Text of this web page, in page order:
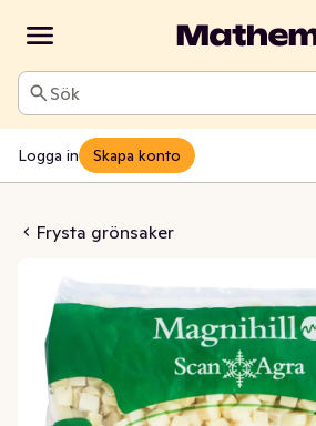
Sök
Logga in Skapa konto
Frysta grönsaker
Fryst EKO/KRAV